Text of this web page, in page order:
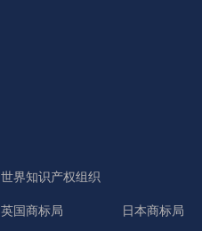
世界知识产权组织
英国商标局 日本商标局